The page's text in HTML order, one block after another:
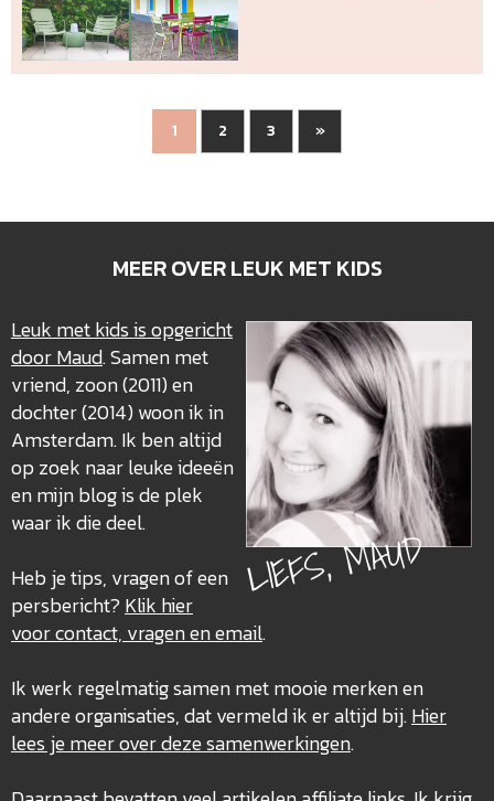
1 2 3 »
MEER OVER LEUK MET KIDS
LIEFS, MAUD
Leuk met kids is opgericht
door Maud. Samen met
vriend, zoon (2011) en
dochter (2014) woon ik in
Amsterdam. Ik ben altijd
op zoek naar leuke ideeën
en mijn blog is de plek
waar ik die deel.
Heb je tips, vragen of een
persbericht? Klik hier
voor contact, vragen en email.
Ik werk regelmatig samen met mooie merken en
andere organisaties, dat vermeld ik er altijd bij.Hier
lees je meer over dezesamenwerkingen.